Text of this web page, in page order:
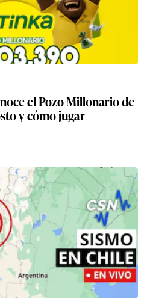
el Pozo Millonario de
y cómo jugar